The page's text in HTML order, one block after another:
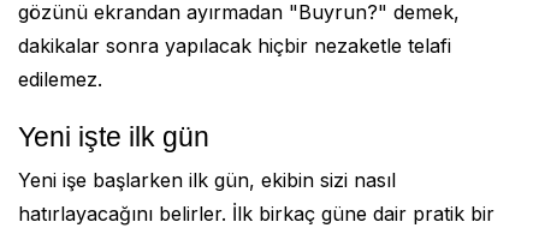
gözünü ekrandan ayırmadan "Buyrun?" demek,
dakikalar sonra yapılacak hiçbir nezaketle telafi
edilemez.
Yeni işte ilk gün
Yeni işe başlarken ilk gün, ekibin sizi nasıl
hatırlayacağını belirler. İlk birkaç güne dair pratik bir